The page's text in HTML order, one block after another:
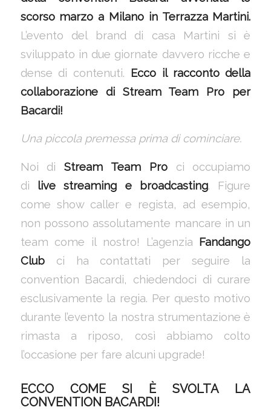
scorso marzo a Milano in Terrazza Martini.
L’evento del brand di casa Martini si è
sviluppato in due giornate davvero ricche e
dense di contenuti. Ecco il racconto della
collaborazione di Stream Team Pro per
Bacardi!
Una piccola premessa prima di cominciare.
Noi diStream Team Proci occupiamo
di live streaming e broadcasting. Figure
come show caller e regista, ad esempio,
non possono assolutamente mancare in un
team come il nostro! L’agenzia Fandango
Clubci ha contattati per seguire la
convention Bacardi, chiedendoci di curare
esclusivamente la regia. Per questo motivo
durante l’evento la nostra strumentazione è
rimasta a riposo, così abbiamo colto
l’occasione per fare alcuni upgrade!
ECCO COME SI È SVOLTA LA
CONVENTION BACARDI!